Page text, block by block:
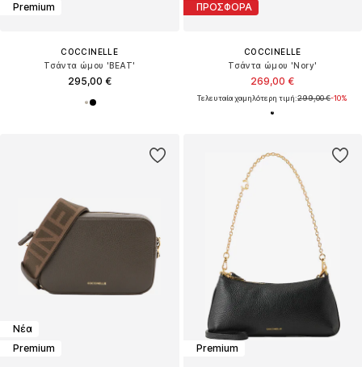
Premium
COCCINELLE
Τσάντα ώμου 'BEAT'
295,00 €
ΠΡΟΣΦΟΡΑ
COCCINELLE
Τσάντα ώμου 'Nory'
269,00 €
Τελευταία χαμηλότερη τιμή:299,00 €-10%
Νέα
Premium
Premium